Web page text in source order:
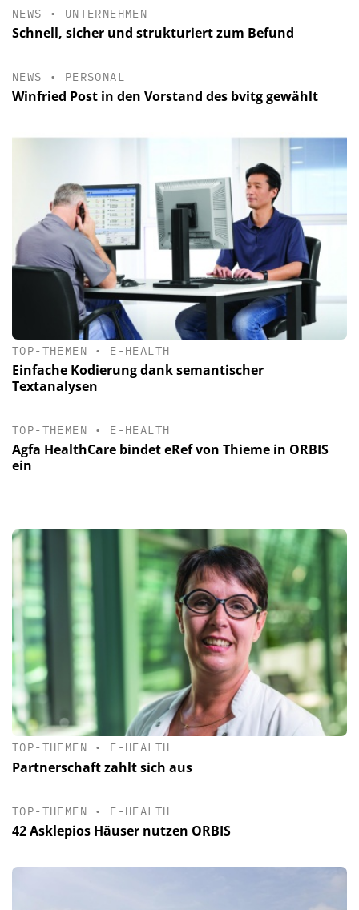
NEWS • UNTERNEHMEN
Schnell, sicher und strukturiert zum Befund
NEWS • PERSONAL
Winfried Post in den Vorstand des bvitg gewählt
TOP-THEMEN • E-HEALTH
Einfache Kodierung dank semantischer
Textanalysen
TOP-THEMEN • E-HEALTH
Agfa HealthCare bindet eRef von Thieme in ORBIS
ein
TOP-THEMEN • E-HEALTH
Partnerschaft zahlt sich aus
TOP-THEMEN • E-HEALTH
42 Asklepios Häuser nutzen ORBIS